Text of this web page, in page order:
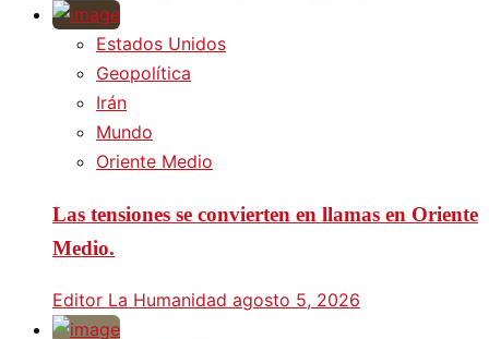
Estados Unidos
Geopolítica
Irán
Mundo
Oriente Medio
Las tensiones se convierten en llamas en Oriente
Medio.
Editor La Humanidad agosto 5, 2026